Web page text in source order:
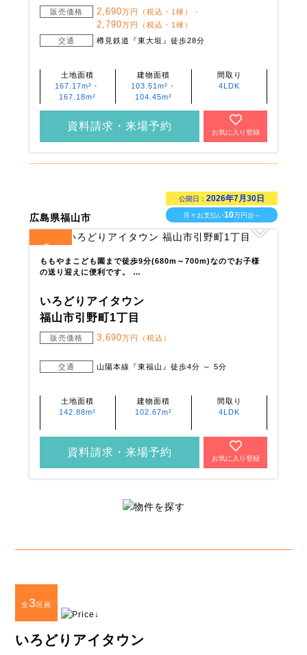
販売価格 2,690万円（税込・1棟）・
2,790万円（税込・1棟）
交通
樽見鉄道『東大垣』徒歩28分
土地面積
167.17m²・
167.18m²
建物面積
103.51m²・
104.45m²
間取り
4LDK
資料請求・来場予約
お気に入り登録
広島県福山市
公開日：2026年7月30日
月々お支払い10万円台～
3
ももやまこども園まで徒歩9分(680m～700m)なのでお子様
の送り迎えに便利です。 …
いろどりアイタウン
福山市引野町1丁目
販売価格 3,690万円（税込）
交通 山陽本線『東福山』徒歩4分 ～ 5分
土地面積
142.88m²
建物面積
102.67m²
間取り
4LDK
資料請求・来場予約
お気に入り登録
全3区画
いろどりアイタウン